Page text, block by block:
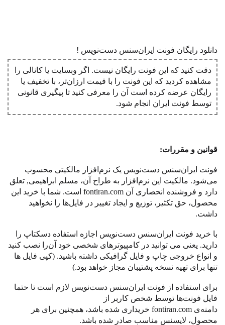
دانلود رایگان فونت ایران‌سنس دست‌نویس !
دقت کنید که این فونت رایگان نیست. اگر وبسایت یا کانالی را
مشاهده کردید که این فونت را با قیمت ارزان‌تر، با تخفیف یا
رایگان عرضه کرده است آن را معرفی کنید تا پیگیری قانونی
توسط فونت ‌ایران انجام شود.
قوانین و مقررات:
‌فونت ایران‌سنس دست‌نویس یک نرم افزار مالکیتی محسوب
میشود. مالکیت این نرم افزار به طراح آن، مسلم ابراهیمی, تعلق
دارد و فروشنده انحصاری آن fontiran.com است. شما با خرید این
محصول، حق تکثیر، توزیع و ایجاد تغییر در فایلها را نخواهید
داشت.
با خرید ‌فونت ایران‌سنس دست‌نویس اجازه استفاده دسکتاپ را
دارید. یعنی می توانید در کامپیوترهای شخصی خود آنرا نصب کنید
و انواع خروجی چاپ و فایل گرافیکی داشته باشید. (کپی فایل ها
تنها برای تهیه نسخه پشتیبان مجاز خواهد بود.)
برای استفاده از ‌فونت ایران‌سنس دست‌نویس لازم است تا حتما
فایل فونتها توسط شخص کاربر از
دامنهی fontiran.com خریداری شده باشد، همچنین برای هر
محصول، لایسنس مناسب صادر شده باشد.